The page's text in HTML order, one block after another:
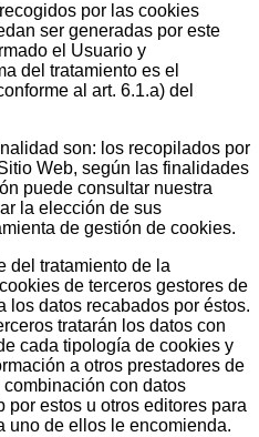
por las cookies
ser generadas por este
el Usuario y
del tratamiento es el
al art. 6.1.a) del
son: los recopilados por
Web, según las finalidades
puede consultar nuestra
la elección de sus
de gestión de cookies.
del tratamiento de la
de terceros gestores de
los datos recabados por éstos.
tratarán los datos con
cada tipología de cookies y
a otros prestadores de
con datos
por estos u otros editores para
uno de ellos le encomienda.